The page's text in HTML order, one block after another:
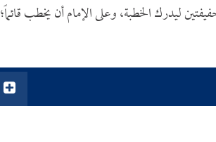
ليدرك الخطبة، وعلى الإمام أن يخطب قائماً؛